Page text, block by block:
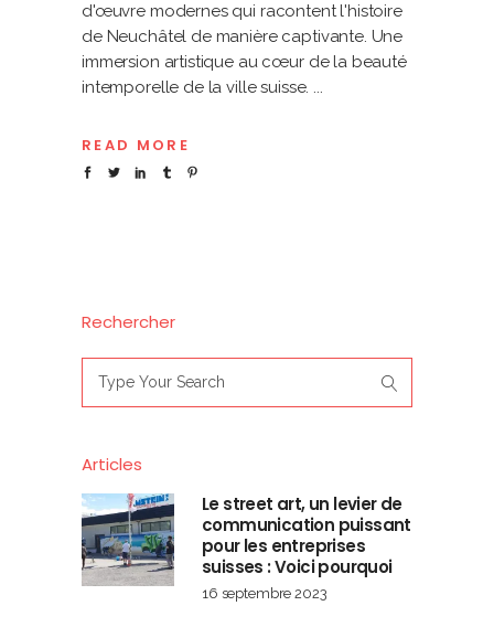
d'œuvre modernes qui racontent l'histoire
de Neuchâtel de manière captivante. Une
immersion artistique au cœur de la beauté
intemporelle de la ville suisse.
READ MORE
Rechercher
for:
Articles
Le street art, un levier de
communication puissant
pour les entreprises
suisses : Voici pourquoi
16 septembre 2023